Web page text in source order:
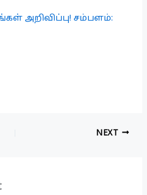
அறிவிப்பு! சம்பளம்:
NEXT